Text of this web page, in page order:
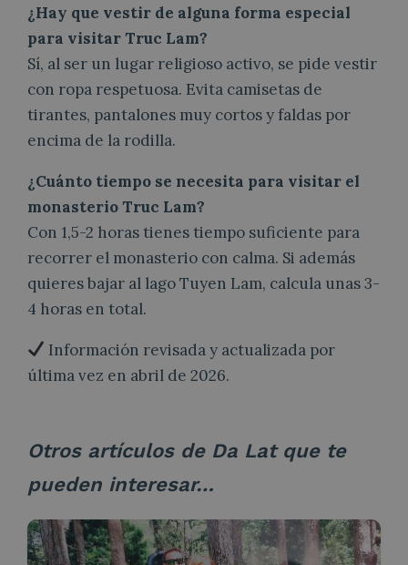
¿Hay que vestir de alguna forma especial
para visitar Truc Lam?
Sí, al ser un lugar religioso activo, se pide vestir
con ropa respetuosa. Evita camisetas de
tirantes, pantalones muy cortos y faldas por
encima de la rodilla.
¿Cuánto tiempo se necesita para visitar el
monasterio Truc Lam?
Con 1,5-2 horas tienes tiempo suficiente para
recorrer el monasterio con calma. Si además
quieres bajar al lago Tuyen Lam, calcula unas 3-
4 horas en total.
Información revisada y actualizada por
última vez en abril de 2026.
Otros artículos de Da Lat que te
pueden interesar…